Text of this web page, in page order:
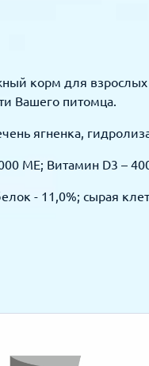
корм для
Вашего питомца.
ягненка,
МЕ; Витамин D3 –
- 11,0%; сырая